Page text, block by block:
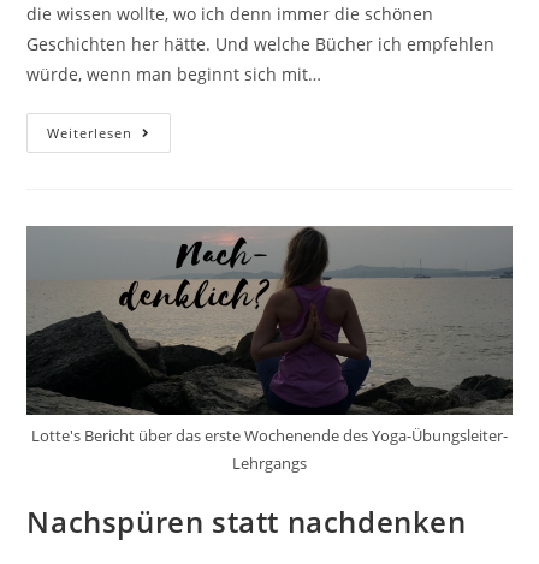
die wissen wollte, wo ich denn immer die schönen
Geschichten her hätte. Und welche Bücher ich empfehlen
würde, wenn man beginnt sich mit…
Weiterlesen Inspiration
Für
Lotte's Bericht über das erste Wochenende des Yoga-Übungsleiter-
Lehrgangs
Nachspüren statt nachdenken